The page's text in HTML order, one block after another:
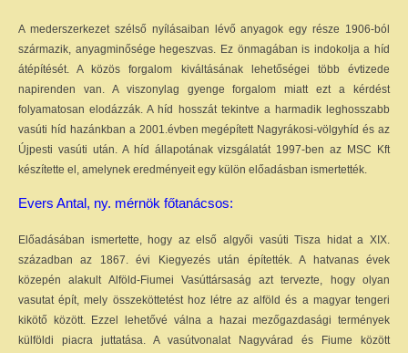
A mederszerkezet szélső nyílásaiban lévő anyagok egy része 1906-ból
származik, anyagminősége hegeszvas. Ez önmagában is indokolja a híd
átépítését. A közös forgalom kiváltásának lehetőségei több évtizede
napirenden van. A viszonylag gyenge forgalom miatt ezt a kérdést
folyamatosan elodázzák. A híd hosszát tekintve a harmadik leghosszabb
vasúti híd hazánkban a 2001.évben megépített Nagyrákosi-völgyhíd és az
Újpesti vasúti után. A híd állapotának vizsgálatát 1997-ben az MSC Kft
készítette el, amelynek eredményeit egy külön előadásban ismertették.
Evers Antal, ny. mérnök főtanácsos:
Előadásában ismertette, hogy az első algyői vasúti Tisza hidat a XIX.
században az 1867. évi Kiegyezés után építették. A hatvanas évek
közepén alakult Alföld-Fiumei Vasúttársaság azt tervezte, hogy olyan
vasutat épít, mely összeköttetést hoz létre az alföld és a magyar tengeri
kikötő között. Ezzel lehetővé válna a hazai mezőgazdasági termények
külföldi piacra juttatása. A vasútvonalat Nagyvárad és Fiume között